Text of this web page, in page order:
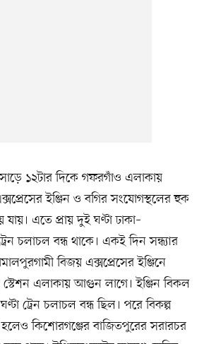
১২টার দিকে গফরগাঁও এলাকায়
ইঞ্জিন ও বগির সংযোগস্থলের হুক
যায়। এতে প্রায় দুই ঘণ্টা ঢাকা–
চলাচল বন্ধ থাকে। একই দিন সন্ধ্যার
বিজয় এক্সপ্রেসের ইঞ্জিনে
স্টেশন এলাকায় আগুন লাগে। ইঞ্জিন বিকল
ট্রেন চলাচল বন্ধ ছিল। পরে বিকল্প
হলেও কিশোরগঞ্জের বাজিতপুরের সরারচর